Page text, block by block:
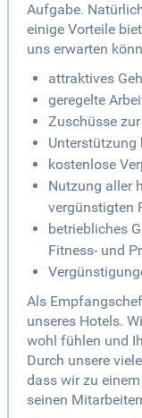
Aufgabe.
einige Vorteile
uns erwarten
attraktives
geregelte
Zuschüsse
Unterstützung
kostenlose
Nutzung aller
vergünstigten
betriebliches
Fitness- und
Als
unseres Hotels.
wohl fühlen und
Durch unsere
dass wir zu
seinen